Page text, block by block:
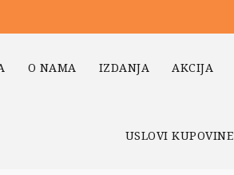
O NAMA IZDANJA AKCIJA
USLOVI KUPOVINE